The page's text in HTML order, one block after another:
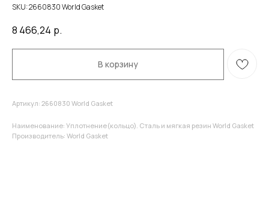
SKU:2660830 World Gasket
8 466,24 р.
В корзину
Артикул: 2660830 World Gasket
Наименование: Уплотнение(кольцо). Сталь и мягкая резин World Gasket
Производитель: World Gasket